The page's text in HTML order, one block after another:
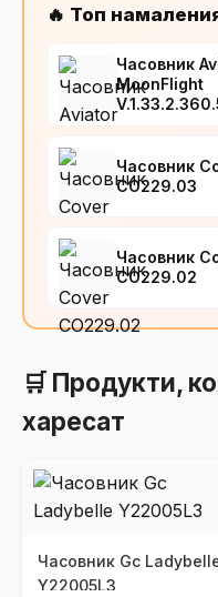
🔥 Топ
Часовник
MoonFlight
Часовник
CO229.03
Часовник
CO229.02
🛒 Продукти,
харесат
Часовник Gc
Y22005L3